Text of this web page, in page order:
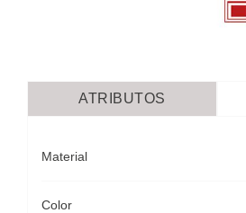
ATRIBUTOS
Material
Color